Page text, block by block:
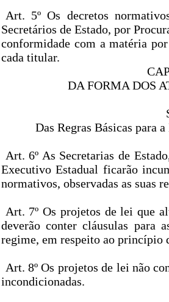
Art. 5º Os decretos
Secretários de Estado, por
conformidade com a matéria
cada titular.
DA FORMA DOS
Das Regras Básicas para
Art. 6º As Secretarias de
Executivo Estadual ficarão
normativos, observadas as suas
Art. 7º Os projetos de lei que
deverão conter cláusulas para
regime, em respeito ao princípio
Art. 8º Os projetos de lei não
incondicionadas.